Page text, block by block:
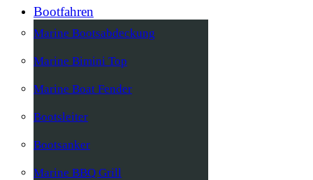
Bootfahren
Marine Bootsabdeckung
Marine Bimini Top
Marine Boat Fender
Bootsleiter
Bootsanker
Marine BBQ Grill